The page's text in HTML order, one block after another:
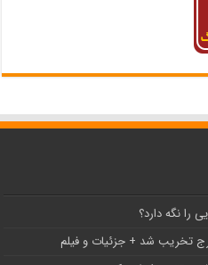
نگه دارد؟
تخریب شد + جزئیات و فیلم